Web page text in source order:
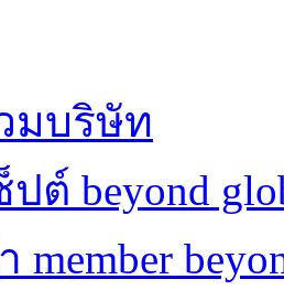
มบริษัท
ต์ beyond
member